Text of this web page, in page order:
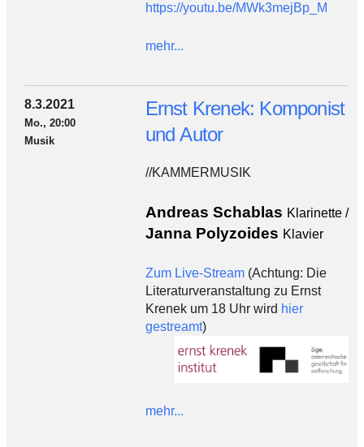
https://youtu.be/MWk3mejBp_M
mehr...
8.3.2021
Mo., 20:00
Musik
Ernst Krenek: Komponist
und Autor
//KAMMERMUSIK
Andreas Schablas Klarinette /
Janna Polyzoides Klavier
Zum Live-Stream(Achtung: Die
Literaturveranstaltung zu Ernst
Krenek um 18 Uhr wird hier
gestreamt)
mehr...